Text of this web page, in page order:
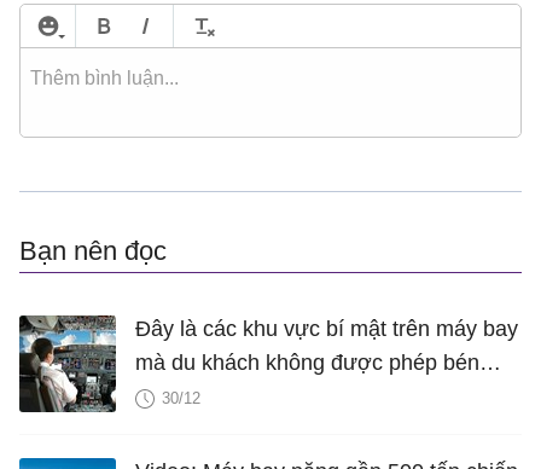
Bạn nên đọc
Đây là các khu vực bí mật trên máy bay
mà du khách không được phép bén
mảng tới
30/12